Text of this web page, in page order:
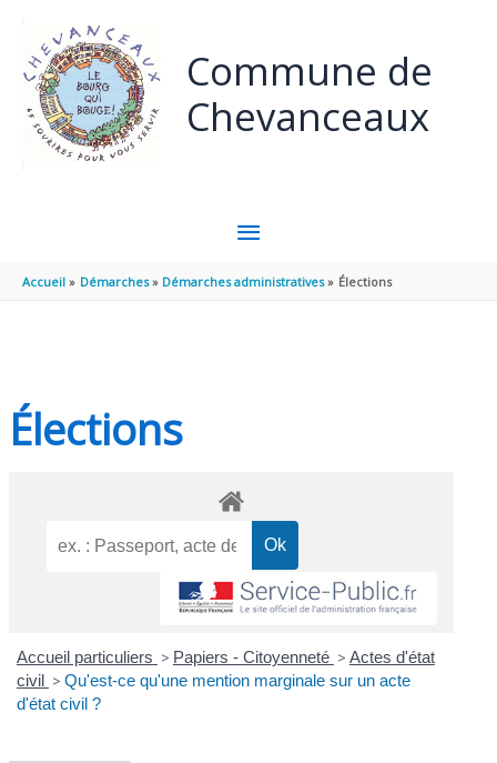
Commune de
Chevanceaux
MENU
PRINCIPAL
Accueil Démarches Démarches administratives Élections
Élections
Accueil particuliers > Papiers - Citoyenneté > Actes d'état
civil > Qu'est-ce qu'une mention marginale sur un acte
d'état civil ?